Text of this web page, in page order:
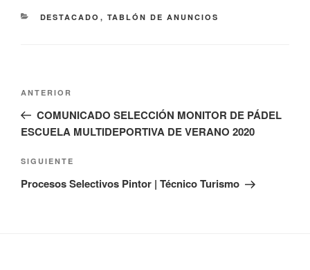
CATEGORÍAS
DESTACADO , TABLÓN DE ANUNCIOS
entradas
Entrada
anterior:
ANTERIOR
COMUNICADO SELECCIÓN MONITOR DE PÁDEL
ESCUELA MULTIDEPORTIVA DE VERANO 2020
Siguiente
entrada
SIGUIENTE
Procesos Selectivos Pintor | Técnico Turismo